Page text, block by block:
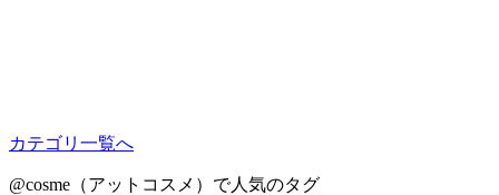
カテゴリ一覧へ
@cosme（アットコスメ）で人気のタグ